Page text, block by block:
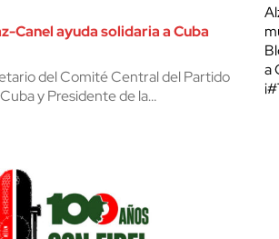
Canel ayuda solidaria a Cuba
del Comité Central del Partido
y Presidente de la…
a